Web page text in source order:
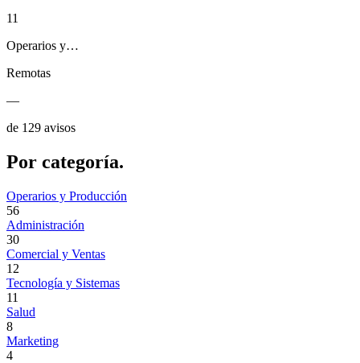
11
Operarios y…
Remotas
—
de 129 avisos
Por categoría.
Operarios y Producción
56
Administración
30
Comercial y Ventas
12
Tecnología y Sistemas
11
Salud
8
Marketing
4